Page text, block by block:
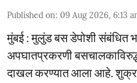
Published on: 09 Aug 2026, 6:13
मुंबई : मुलुंड बस डेपोशी संबंधित
अपघातप्रकरणी
दाखल करण्यात आला आहे.